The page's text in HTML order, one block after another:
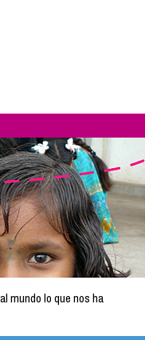
mundo lo que nos ha